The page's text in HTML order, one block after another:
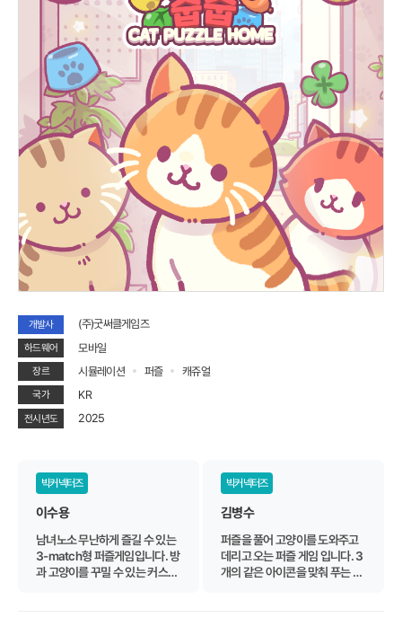
개발사 (주)굿써클게임즈
하드웨어 모바일
장르 시뮬레이션 퍼즐 캐쥬얼
국가 KR
전시년도 2025
빅커넥터즈
이수용
남녀노소 무난하게 즐길 수 있는
3-match형 퍼즐게임입니다. 방
과 고양이를 꾸밀 수 있는 커스터
빅커넥터즈
김병수
퍼즐을 풀어 고양이를 도와주고
데리고 오는 퍼즐 게임 입니다. 3
개의 같은 아이콘을 맞춰 푸는 간